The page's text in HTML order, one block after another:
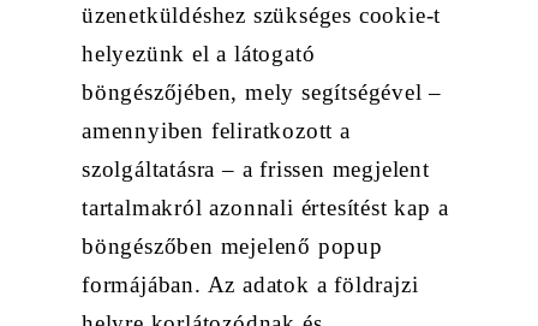
üzenetküldéshez szükséges cookie-t
helyezünk el a látogató
böngészőjében, mely segítségével –
amennyiben feliratkozott a
szolgáltatásra – a frissen megjelent
tartalmakról azonnali értesítést kap a
böngészőben mejelenő popup
formájában. Az adatok a földrajzi